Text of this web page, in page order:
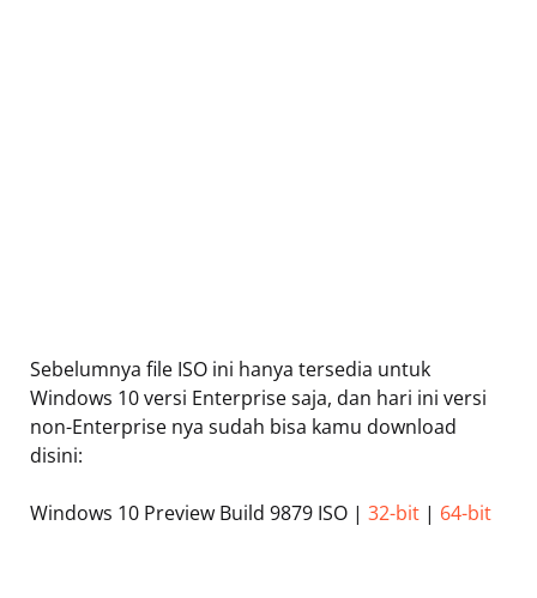
Sebelumnya file ISO ini hanya tersedia untuk
Windows 10 versi Enterprise saja, dan hari ini versi
non-Enterprise nya sudah bisa kamu download
disini:
Windows 10 Preview Build 9879 ISO | 32-bit | 64-bit